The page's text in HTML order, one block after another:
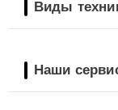
Виды
Наши